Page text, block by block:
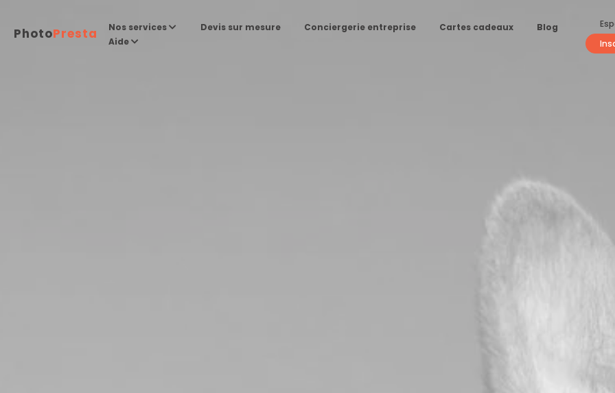
PhotoPresta Nos services Devis sur mesure Conciergerie entreprise Cartes cadeaux
Blog
Aide